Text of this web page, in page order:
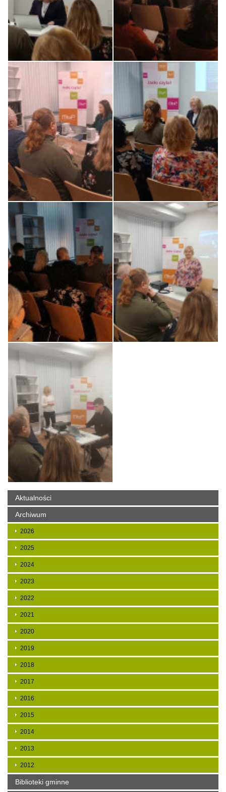
Aktualności
Archiwum
2026
2025
2024
2023
2022
2021
2020
2019
2018
2017
2016
2015
2014
2013
2012
Biblioteki gminne